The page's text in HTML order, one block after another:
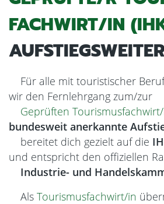
FACHWIRT/IN
Für alle mit touristischer
wir den Fernlehrgang zum/zur
Geprüften
bundesweit anerkannte
bereitet dich gezielt auf die
und entspricht den offiziellen
Industrie- und
Als Tourismusfachwirt/in